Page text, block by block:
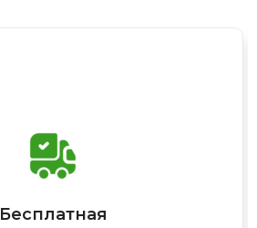
Бесплатная